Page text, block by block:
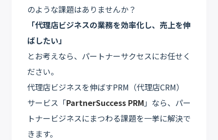
のような課題はありませんか？
「代理店ビジネスの業務を効率化し、売上を伸
ばしたい」
とお考えなら、パートナーサクセスにお任せく
ださい。
代理店ビジネスを伸ばすPRM（代理店CRM）
サービス「PartnerSuccess PRM 」なら、パー
トナービジネスにまつわる課題を一挙に解決で
きます。